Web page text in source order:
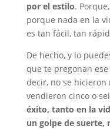
por el estilo.
porque nada en la
es tan fácil, tan
De hecho, y lo
que te pregonan ese
decir, no se
vendieron cinco o
éxito, tanto en la
un golpe de suerte,